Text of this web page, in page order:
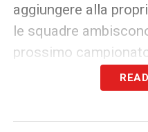
aggiungere alla
le squadre
prossimo
offre un
formazioni nelle